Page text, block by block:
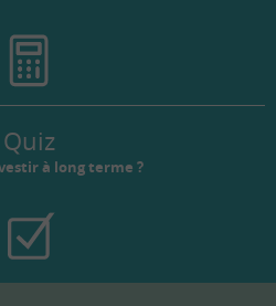
Quiz
à long terme ?